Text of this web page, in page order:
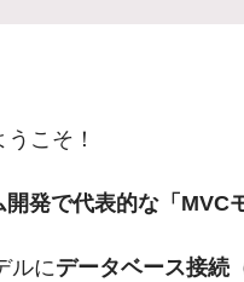
こそ！
開発で代表的な「MVC
ルにデータベース接続